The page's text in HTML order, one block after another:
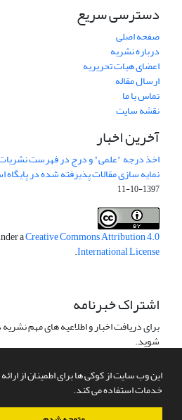
این وب سایت از کوکی ها برای اطمینان از
خدمات استفاده می کند.
دسترسی سریع
صفحه اصلی
درباره نشریه
اعضای هیات تحریریه
ارسال مقاله
تماس با ما
نقشه سایت
آخرین اخبار
اخذ درجه "علمی" و درج در فهرست
نمایه سازی مقالات پذیرفته شده در پایگاه
1397-10-11
aCreative Commons Attribution 4.0
International License
.
اشتراک خبرنامه
برای دریافت اخبار و اطلاعیه های مهم
شوید.